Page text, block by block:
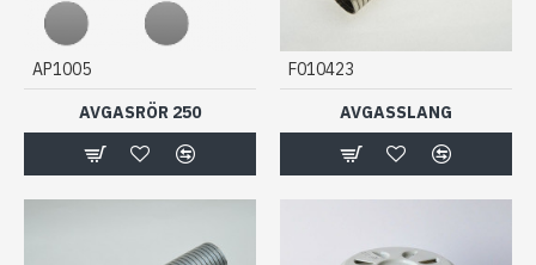
AP1005
AVGASRÖR 250
F010423
AVGASSLANG